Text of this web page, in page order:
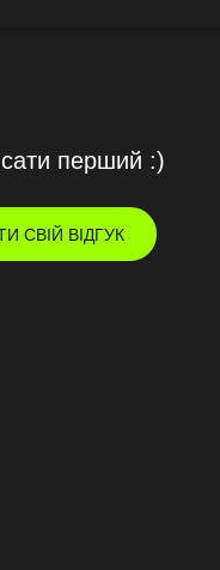
перший :)
СВІЙ ВІДГУК